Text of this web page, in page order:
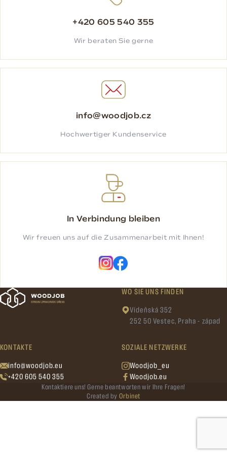
+420 605 540 355
Wir beraten Sie gerne
info@woodjob.cz
Hochwertiger Kundenservice
In Verbindung bleiben
Wir freuen uns auf die Zusammenarbeit mit Ihnen!
WO SIE UNS FINDEN
Vídeňská 352
252 50 Vestec, Praha - západ
KONTAKTE
info@woodjob.eu
+420 605 540 355
SOZIALE NETZWERKE
Woodjob_eu
Woodjob.eu
Kontaktiere uns! Gerne beantworten wir Ihre Fragen!
Created by Orbinet